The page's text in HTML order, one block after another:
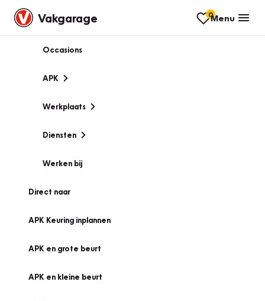
Vakgarage 0Menu
Occasions
APK
Werkplaats
Diensten
Werken bij
Direct naar
APK Keuring inplannen
APK en grote beurt
APK en kleine beurt